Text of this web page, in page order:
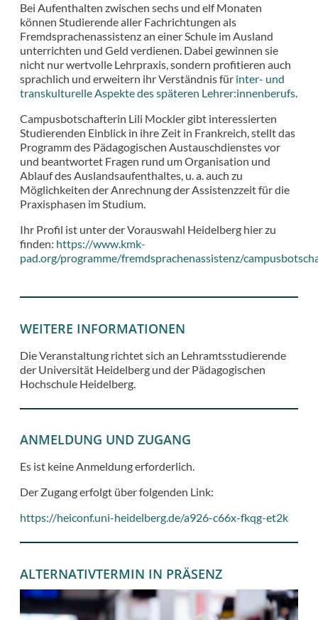
Bei Aufenthalten zwischen sechs und elf Monaten
können Studierende aller Fachrichtungen als
Fremdsprachenassistenz an einer Schule im Ausland
unterrichten und Geld verdienen. Dabei gewinnen sie
nicht nur wertvolle Lehrpraxis, sondern profitieren auch
sprachlich und erweitern ihr Verständnis für inter- und
transkulturelle Aspekte des späteren Lehrer:innenberufs.
Campusbotschafterin Lili Mockler gibt interessierten
Studierenden Einblick in ihre Zeit in Frankreich, stellt das
Programm des Pädagogischen Austauschdienstes vor
und beantwortet Fragen rund um Organisation und
Ablauf des Auslandsaufenthaltes, u. a. auch zu
Möglichkeiten der Anrechnung der Assistenzzeit für die
Praxisphasen im Studium.
Ihr Profil ist unter der Vorauswahl Heidelberg hier zu
finden: https://www.kmk-
pad.org/programme/fremdsprachenassistenz/
WEITERE INFORMATIONEN
Die Veranstaltung richtet sich an Lehramtsstudierende
der Universität Heidelberg und der Pädagogischen
Hochschule Heidelberg.
ANMELDUNG UND ZUGANG
Es ist keine Anmeldung erforderlich.
Der Zugang erfolgt über folgenden Link:
https://heiconf.uni-heidelberg.de/a926-c66x-fkqg-et2k
ALTERNATIVTERMIN IN PRÄSENZ